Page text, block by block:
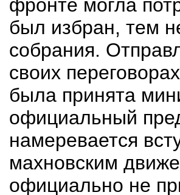
фронте могла
был избран, тем
собрания.
своих
была принята
официальный
намеревается
махновским
официально не